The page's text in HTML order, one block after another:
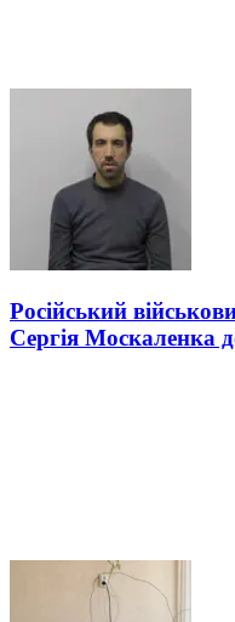
Російський
Сергія Москаленка